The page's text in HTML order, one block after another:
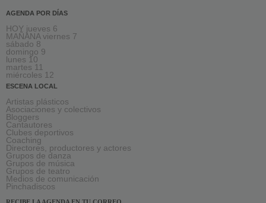
AGENDA POR DÍAS
HOY jueves 6
MAÑANA viernes 7
sábado 8
domingo 9
lunes 10
martes 11
miércoles 12
ESCENA LOCAL
Artistas plásticos
Asociaciones y colectivos
Bloggers
Cantautores
Clubes deportivos
Coaching
Directores, productores y actores
Grupos de danza
Grupos de música
Grupos de teatro
Medios de comunicación
Pinchadiscos